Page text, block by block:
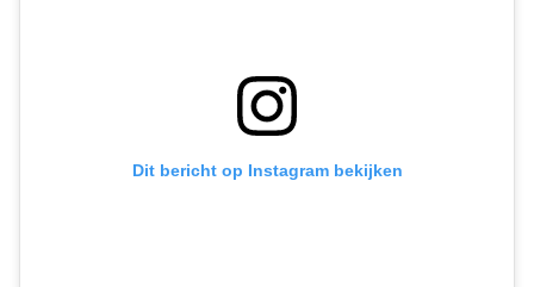
Dit bericht op Instagram bekijken